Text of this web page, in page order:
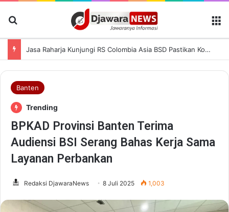
Jasa Raharja Kunjungi RS Colombia Asia BSD Pastikan Korban Kecelakaan Dapat Pelayanan Terbaik
Banten
Trending
BPKAD Provinsi Banten Terima
Audiensi BSI Serang Bahas Kerja Sama
Layanan Perbankan
Redaksi DjawaraNews 8 Juli 2025 1,003